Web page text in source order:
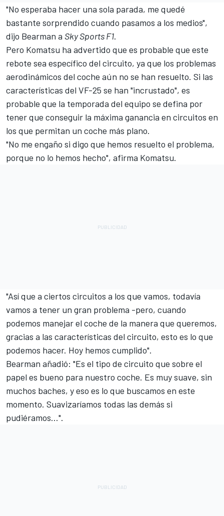
"No esperaba hacer una sola parada, me quedé
bastante sorprendido cuando pasamos a los medios",
dijo Bearman a Sky Sports F1.
Pero Komatsu ha advertido que es probable que este
rebote sea específico del circuito, ya que los problemas
aerodinámicos del coche aún no se han resuelto. Si las
características del VF-25 se han "incrustado", es
probable que la temporada del equipo se defina por
tener que conseguir la máxima ganancia en circuitos en
los que permitan un coche más plano.
"No me engaño si digo que hemos resuelto el problema,
porque no lo hemos hecho", afirma Komatsu.
"Así que a ciertos circuitos a los que vamos, todavía
vamos a tener un gran problema -pero, cuando
podemos manejar el coche de la manera que queremos,
gracias a las características del circuito, esto es lo que
podemos hacer. Hoy hemos cumplido".
Bearman añadió: "Es el tipo de circuito que sobre el
papel es bueno para nuestro coche. Es muy suave, sin
muchos baches, y eso es lo que buscamos en este
momento. Suavizaríamos todas las demás si
pudiéramos...".